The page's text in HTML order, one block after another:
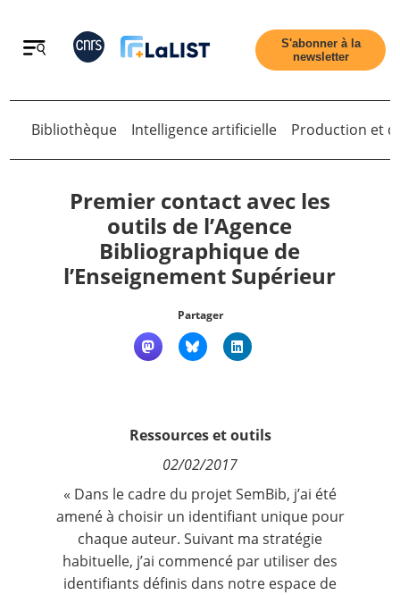
Retour
Qui sommes nous ?
S'abonner à la
newsletter
Retour
Bibliothèque Intelligence artificielle Production et
Premier contact avec les
outils de l’Agence
Bibliographique de
l’Enseignement Supérieur
Partager
Ressources et outils
02/02/2017
« Dans le cadre du projet SemBib, j’ai été
amené à choisir un identifiant unique pour
chaque auteur. Suivant ma stratégie
habituelle, j’ai commencé par utiliser des
identifiants définis dans notre espace de